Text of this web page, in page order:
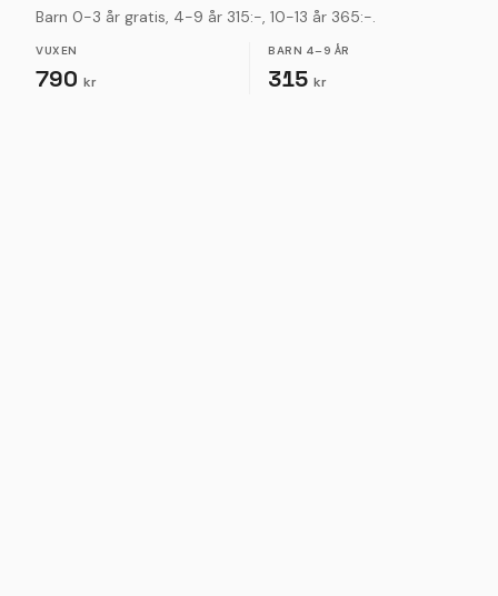
Barn 0-3 år gratis, 4-9 år 315:-, 10-13 år 365:-.
VUXEN
790 kr
BARN 4–9 ÅR
315 kr